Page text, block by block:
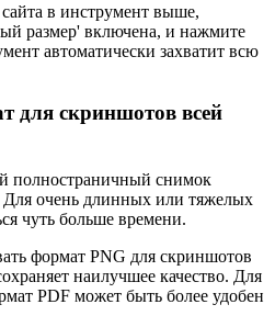
в инструмент выше,
размер' включена, и нажмите
автоматически захватит всю
для скриншотов всей
полностраничный снимок
Для очень длинных или тяжелых
чуть больше времени.
формат PNG для скриншотов
наилучшее качество. Для
PDF может быть более удобен